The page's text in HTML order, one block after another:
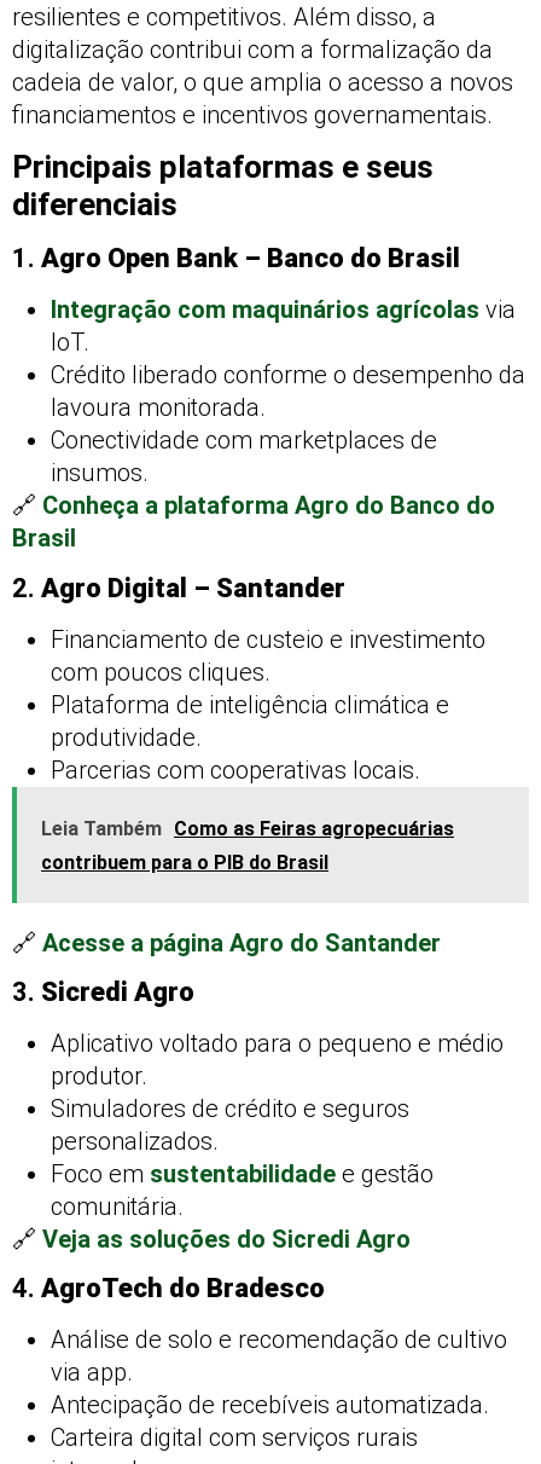
resilientes e competitivos. Além disso, a
digitalização contribui com a formalização da
cadeia de valor, o que amplia o acesso a novos
financiamentos e incentivos governamentais.
Principais plataformas e seus
diferenciais
1. Agro Open Bank – Banco do Brasil
Integração com maquinários agrícolas via
IoT.
Crédito liberado conforme o desempenho da
lavoura monitorada.
Conectividade com marketplaces de
insumos.
🔗 Conheça a plataforma Agro do Banco do
Brasil
2. Agro Digital – Santander
Financiamento de custeio e investimento
com poucos cliques.
Plataforma de inteligência climática e
produtividade.
Parcerias com cooperativas locais.
Leia Também Como as Feiras agropecuárias
contribuem para o PIB do Brasil
🔗 Acesse a página Agro do Santander
3. Sicredi Agro
Aplicativo voltado para o pequeno e médio
produtor.
Simuladores de crédito e seguros
personalizados.
Foco em sustentabilidade e gestão
comunitária.
🔗 Veja as soluções do Sicredi Agro
4. AgroTech do Bradesco
Análise de solo e recomendação de cultivo
via app.
Antecipação de recebíveis automatizada.
Carteira digital com serviços rurais